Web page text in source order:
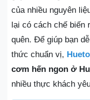
của nhiều nguyên
lại có cách chế biến
quên. Để giúp bạn
thức chuẩn vị,
cơm hến ngon ở
nhiều thực khách